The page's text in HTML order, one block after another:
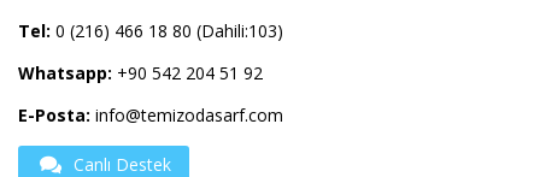
Tel: 0 (216) 466 18 80 (Dahili:103)
Whatsapp: +90 542 204 51 92
E-Posta: info@temizodasarf.com
Canlı Destek